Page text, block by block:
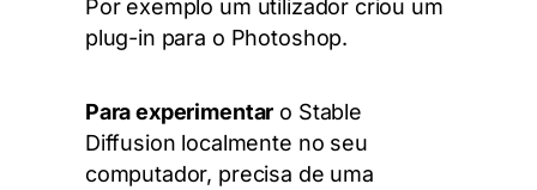
Por exemplo um utilizador criou um
plug-in para o Photoshop.
Para experimentar o Stable
Diffusion localmente no seu
computador, precisa de uma